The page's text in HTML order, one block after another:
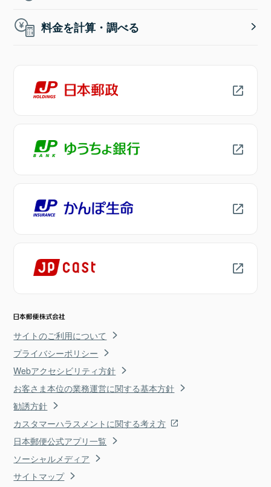
料金を計算・調べる
サイトのご利用について
プライバシーポリシー
Webアクセシビリティ方針
お客さま本位の業務運営に関する基本方針
勧誘方針
カスタマーハラスメントに関する考え方
日本郵便公式アプリ一覧
ソーシャルメディア
サイトマップ